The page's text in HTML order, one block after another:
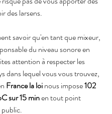
des larsens.
savoir qu'en tant que mixeur,
du niveau sonore en
attention à respecter les
dans lequel vous vous trouvez,
France la loi nous impose 102
sur 15 min en tout point
public.